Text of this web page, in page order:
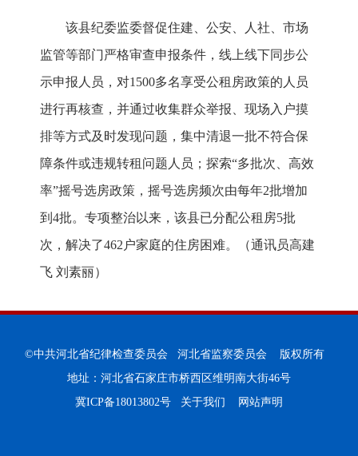
该县纪委监委督促住建、公安、人社、市场
监管等部门严格审查申报条件，线上线下同步公
示申报人员，对1500多名享受公租房政策的人员
进行再核查，并通过收集群众举报、现场入户摸
排等方式及时发现问题，集中清退一批不符合保
障条件或违规转租问题人员；探索“多批次、高效
率”摇号选房政策，摇号选房频次由每年2批增加
到4批。专项整治以来，该县已分配公租房5批
次，解决了462户家庭的住房困难。
（通讯员高建
飞 刘素丽）
©中共河北省纪律检查委员会 河北省监察委员会 版权所有
地址：河北省石家庄市桥西区维明南大街46号
冀ICP备18013802号
关于我们 网站声明